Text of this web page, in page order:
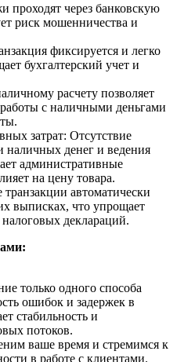
проходят через банковскую
риск мошенничества и
фиксируется и легко
бухгалтерский учет и
расчету позволяет
с наличными деньгами
затрат: Отсутствие
наличных денег и ведения
административные
на цену товара.
автоматически
выписках, что упрощает
деклараций.
только одного способа
ошибок и задержек в
стабильность и
потоков.
ваше время и стремимся к
в работе с клиентами.